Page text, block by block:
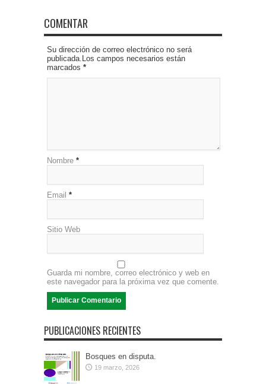
COMENTAR
Su dirección de correo electrónico no será
publicada.Los campos necesarios están
marcados *
Nombre *
Email *
Sitio Web
Guarda mi nombre, correo electrónico y web en
este navegador para la próxima vez que comente.
PUBLICACIONES RECIENTES
Bosques en disputa.
19 marzo, 2026